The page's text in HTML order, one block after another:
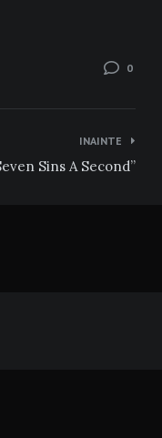
0
INAINTE
Sins A Second”